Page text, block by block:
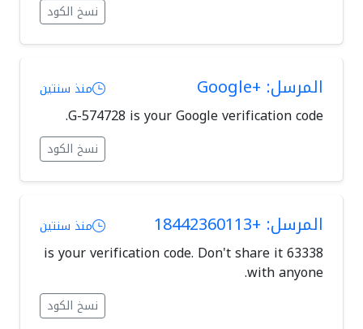
نسخ الكود
المرسل: +Google منذ سنتين
G-574728 is your Google verification code.
نسخ الكود
المرسل: +18442360113 منذ سنتين
63338 is your verification code. Don't share it
with anyone.
نسخ الكود